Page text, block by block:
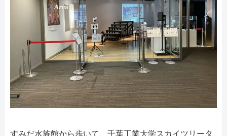
すみだ水族館から歩いて、千葉工業大学スカイツリータ